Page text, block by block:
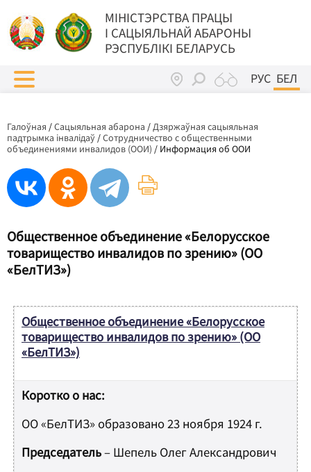
МIНIСТЭРСТВА ПРАЦЫ
I САЦЫЯЛЬНАЙ АБАРОНЫ
РЭСПУБЛІКІ БЕЛАРУСЬ
РУС БЕЛ
Галоўная /Сацыяльная абарона /Дзяржаўная сацыяльная
падтрымка інвалідаў /Сотрудничество с общественными
объединениями инвалидов (ООИ) / Информация об ООИ
Общественное объединение «Белорусское
товарищество инвалидов по зрению» (ОО
«БелТИЗ»)
Общественное объединение «Белорусское
товарищество инвалидов по зрению» (ОО
«БелТИЗ»)
Коротко о нас:
ОО «БелТИЗ» образовано 23 ноября 1924 г.
Председатель– Шепель Олег Александрович